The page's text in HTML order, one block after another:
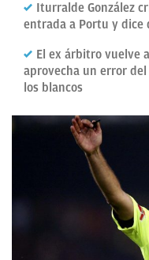
FICHAJES
FEMENINO
OKDIARIO
Iturralde González
entrada a Portu y dice
El ex árbitro vuelve
aprovecha un error
los blancos